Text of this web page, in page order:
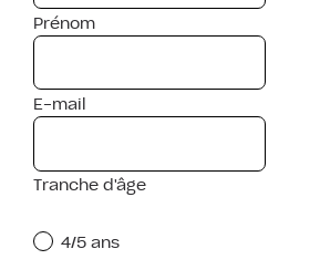
Prénom
E-mail
Tranche d'âge
4/5 ans